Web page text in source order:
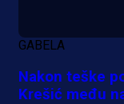
Sjajna
Real
GABELA
Nakon teške
Krešić među